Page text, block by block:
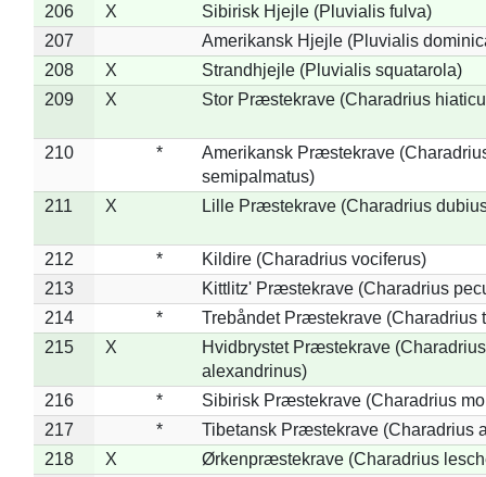
206 X
Sibirisk Hjejle (Pluvialis fulva)
207
Amerikansk Hjejle (Pluvialis
208
X
Strandhjejle (Pluvialis squatarola)
209
X Stor Præstekrave (Charadrius
210 *
Amerikansk Præstekrave
semipalmatus)
211
X Lille Præstekrave (Charadrius
212 *
Kildire (Charadrius vociferus)
213
Kittlitz' Præstekrave (Charadrius
214
*
Trebåndet Præstekrave (Charadrius
215
X
Hvidbrystet Præstekrave (Charadrius
alexandrinus)
216
*
Sibirisk Præstekrave (Charadrius
217
*
Tibetansk Præstekrave (Charadrius
218
X
Ørkenpræstekrave (Charadrius